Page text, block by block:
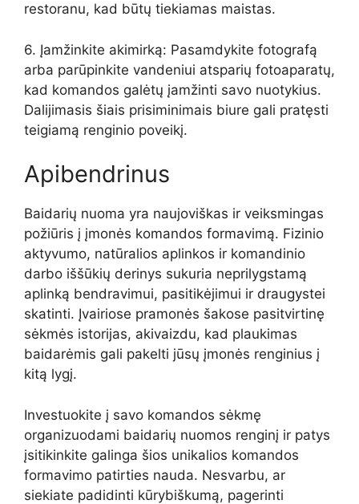
restoranu, kad būtų tiekiamas maistas.
6. Įamžinkite akimirką: Pasamdykite fotografą
arba parūpinkite vandeniui atsparių fotoaparatų,
kad komandos galėtų įamžinti savo nuotykius.
Dalijimasis šiais prisiminimais biure gali pratęsti
teigiamą renginio poveikį.
Apibendrinus
Baidarių nuoma yra naujoviškas ir veiksmingas
požiūris į įmonės komandos formavimą. Fizinio
aktyvumo, natūralios aplinkos ir komandinio
darbo iššūkių derinys sukuria neprilygstamą
aplinką bendravimui, pasitikėjimui ir draugystei
skatinti. Įvairiose pramonės šakose pasitvirtinę
sėkmės istorijas, akivaizdu, kad plaukimas
baidarėmis gali pakelti jūsų įmonės renginius į
kitą lygį.
Investuokite į savo komandos sėkmę
organizuodami baidarių nuomos renginį ir patys
įsitikinkite galinga šios unikalios komandos
formavimo patirties nauda. Nesvarbu, ar
siekiate padidinti kūrybiškumą, pagerinti